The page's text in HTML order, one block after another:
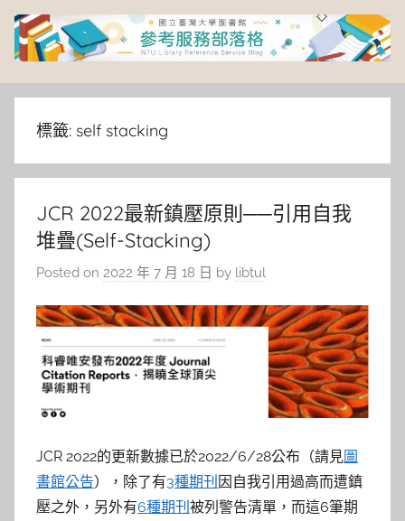
Skip
content
臺
灣
大
學
圖
書
館
參
考
服
標籤: self stacking
JCR 2022最新鎮壓原則──引用自我
堆疊(Self-Stacking)
Posted on 2022 年 7 月 18 日 by libtul
JCR 2022的更新數據已於2022/6/28公布（請見圖
書館公告），除了有3種期刊 因自我引用過高而遭鎮
壓之外，另外有6種期刊 被列警告清單，而這6筆期